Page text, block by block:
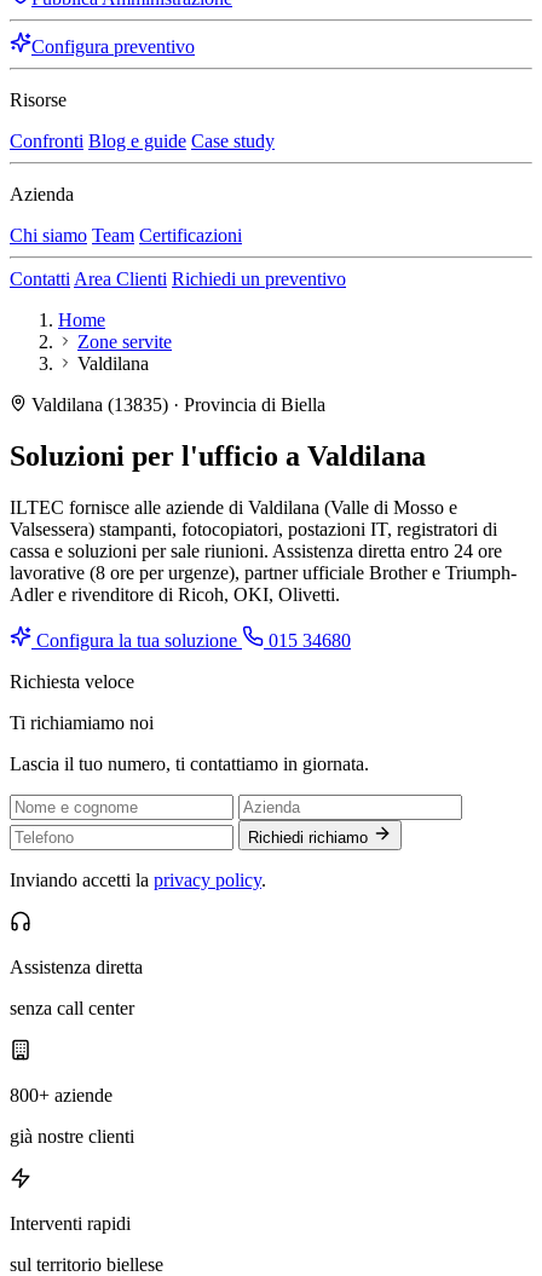
Configura preventivo
Risorse
Confronti Blog e guide Case study
Azienda
Chi siamo Team Certificazioni
Contatti Area Clienti Richiedi un preventivo
Home
Zone servite
Valdilana
Valdilana (13835) · Provincia di Biella
Soluzioni per l'ufficio a Valdilana
ILTEC fornisce alle aziende di Valdilana (Valle di Mosso e
Valsessera) stampanti, fotocopiatori, postazioni IT, registratori di
cassa e soluzioni per sale riunioni. Assistenza diretta entro 24 ore
lavorative (8 ore per urgenze), partner ufficiale Brother e Triumph-
Adler e rivenditore di Ricoh, OKI, Olivetti.
Configura la tua soluzione
015 34680
Richiesta veloce
Ti richiamiamo noi
Lascia il tuo numero, ti contattiamo in giornata.
Richiedi richiamo
Inviando accetti la privacy policy.
Assistenza diretta
senza call center
800+ aziende
già nostre clienti
Interventi rapidi
sul territorio biellese